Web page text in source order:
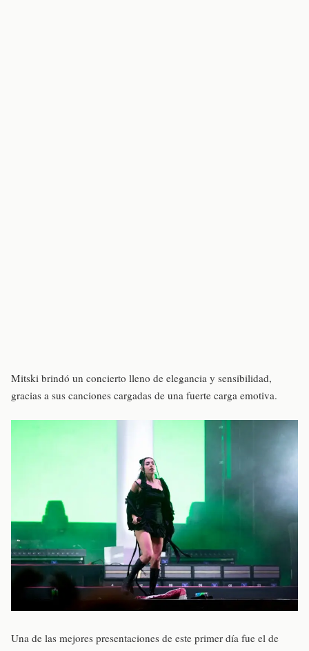
Mitski brindó un concierto lleno de elegancia y sensibilidad,
gracias a sus canciones cargadas de una fuerte carga emotiva.
Una de las mejores presentaciones de este primer día fue el de